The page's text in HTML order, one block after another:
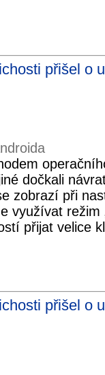
přišel o
dočkali
zobrazí při
využívat režim
přijat velice
přišel o